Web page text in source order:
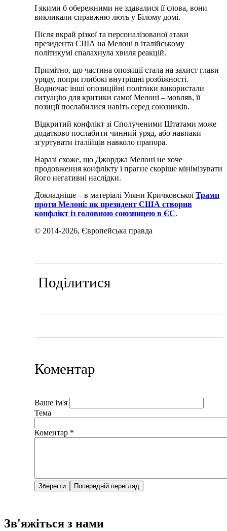
І якими б обережними не здавалися її слова, вони
викликали справжню лють у Білому домі.
Після вкрай різкої та персоналізованої атаки
президента США на Мелоні в італійському
політикумі спалахнула хвиля реакцій.
Примітно, що частина опозиції стала на захист глави
уряду, попри глибокі внутрішні розбіжності.
Водночас інші опозиційні політики використали
ситуацію для критики самої Мелоні – мовляв, її
позиції послабилися навіть серед союзників.
Відкритий конфлікт зі Сполученими Штатами може
додатково послабити чинний уряд, або навпаки –
згуртувати італійців навколо прапора.
Наразі схоже, що Джорджа Мелоні не хоче
продовження конфлікту і прагне скоріше мінімізувати
його негативні наслідки.
Докладніше – в матеріалі Уляни КричковськоїТрамп
проти Мелоні: як президент США створив
конфлікт із головною союзницею в ЄС.
© 2014-2026, Європейська правда
Поділитися
Коментар
Ваше ім'я
Тема
Коментар *
Зв'яжіться з нами